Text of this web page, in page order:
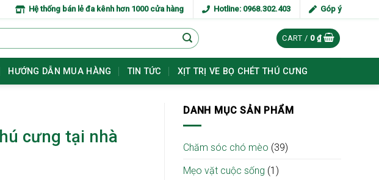
Hệ thống bán lẻ đa kênh hơn 1000 cửa hàng Hotline: 0968.302.403 Góp ý
CART / 0 ₫
HƯỚNG DẪN MUA HÀNG TIN TỨC XỊT TRỊ VE BỌ CHÉT THÚ CƯNG
cưng tại nhà
DANH MỤC SẢN PHẨM
Chăm sóc chó mèo (39)
Mẹo vặt cuộc sống (1)